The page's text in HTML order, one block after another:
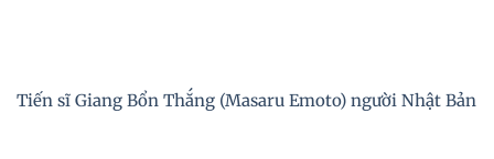
Tiến sĩ Giang Bổn Thắng (Masaru Emoto) người Nhật Bản